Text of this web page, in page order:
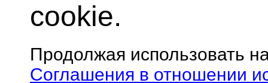
cookie.
Продолжая использовать
Соглашения в отношении